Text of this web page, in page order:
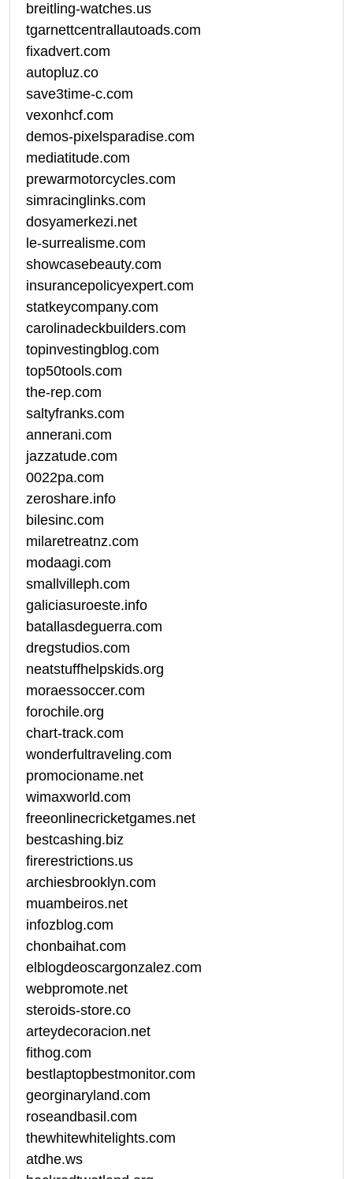
breitling-watches.us
tgarnettcentrallautoads.com
fixadvert.com
autopluz.co
save3time-c.com
vexonhcf.com
demos-pixelsparadise.com
mediatitude.com
prewarmotorcycles.com
simracinglinks.com
dosyamerkezi.net
le-surrealisme.com
showcasebeauty.com
insurancepolicyexpert.com
statkeycompany.com
carolinadeckbuilders.com
topinvestingblog.com
top50tools.com
the-rep.com
saltyfranks.com
annerani.com
jazzatude.com
0022pa.com
zeroshare.info
bilesinc.com
milaretreatnz.com
modaagi.com
smallvilleph.com
galiciasuroeste.info
batallasdeguerra.com
dregstudios.com
neatstuffhelpskids.org
moraessoccer.com
forochile.org
chart-track.com
wonderfultraveling.com
promocioname.net
wimaxworld.com
freeonlinecricketgames.net
bestcashing.biz
firerestrictions.us
archiesbrooklyn.com
muambeiros.net
infozblog.com
chonbaihat.com
elblogdeoscargonzalez.com
webpromote.net
steroids-store.co
arteydecoracion.net
fithog.com
bestlaptopbestmonitor.com
georginaryland.com
roseandbasil.com
thewhitewhitelights.com
atdhe.ws